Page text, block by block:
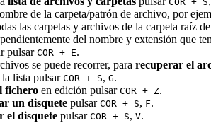
de la carpeta/patrón de archivo, por
las carpetas y archivos de la carpeta raíz
del nombre y extensión que
pulsar COR + E.
se puede recorrer, para recuperar el
la lista pulsar COR + S, G.
fichero en edición pulsar COR + Z.
un disquete pulsar COR + S, F.
el disquete pulsar COR + S, V.